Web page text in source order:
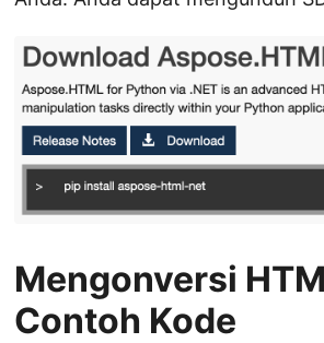
Mengonversi
Contoh Kode